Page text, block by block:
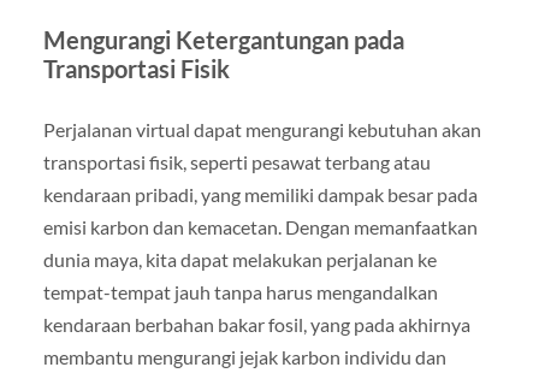
Mengurangi Ketergantungan pada
Transportasi Fisik
Perjalanan virtual dapat mengurangi kebutuhan akan
transportasi fisik, seperti pesawat terbang atau
kendaraan pribadi, yang memiliki dampak besar pada
emisi karbon dan kemacetan. Dengan memanfaatkan
dunia maya, kita dapat melakukan perjalanan ke
tempat-tempat jauh tanpa harus mengandalkan
kendaraan berbahan bakar fosil, yang pada akhirnya
membantu mengurangi jejak karbon individu dan